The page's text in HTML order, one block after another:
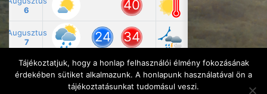
Tájékoztatjuk, hogy a honlap felhasználói élmény fokozásának
érdekében sütiket alkalmazunk. A honlapunk használatával ön a
tájékoztatásunkat tudomásul veszi.